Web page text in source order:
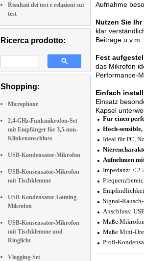
Risultati dei test e relazioni sui
test
Ricerca prodotto:
Shopping:
Microphone
2,4-GHz-Funkmikrofon-Set
mit Empfänger für 3,5-mm-
Klinkenanschluss
USB-Kondensator-Mikrofon
USB-Konsensator-Mikrofon
mit Tischklemme
USB-Kondensator-Gaming-
Mikrofon
USB-Konsensator-Mikrofon
mit Tischklemme und
Ringlicht
Vlogging-Set
Aufnahme
Nutzen Sie
klar
Beiträge u.v.m.
Fest
das Mikrofon
Performance-
Einfach
Einsatz
Kapsel
Für einen
Hoch-
Ideal für PC,
Aufnehmen
Impedanz: <
Signal-
Anschluss:
Maße
Maße Mini-
Profi-